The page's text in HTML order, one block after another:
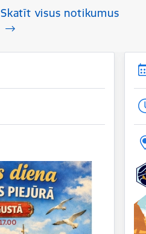
Skatīt visus notikumus